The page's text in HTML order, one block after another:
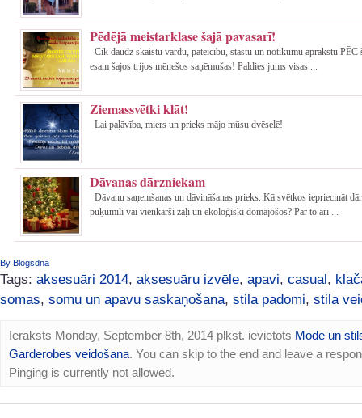
Pēdējā meistarklase šajā pavasarī!
Cik daudz skaistu vārdu, pateicību, stāstu un notikumu aprakstu PĒC
esam šajos trijos mēnešos saņēmušas! Paldies jums visas ...
Ziemassvētki klāt!
Lai paļāvība, miers un prieks mājo mūsu dvēselē!
Dāvanas dārzniekam
Dāvanu saņemšanas un dāvināšanas prieks. Kā svētkos iepriecināt
puķumīli vai vienkārši zaļi un ekoloģiski domājošos? Par to arī ...
By Blogsdna
Tags: aksesuāri 2014, aksesuāru izvēle, apavi, casual,
somas, somu un apavu saskaņošana, stila padomi, stila
Ieraksts Monday, September 8th, 2014 plkst. ievietots Mode un
Garderobes veidošana. You can skip to the end and leave a
Pinging is currently not allowed.